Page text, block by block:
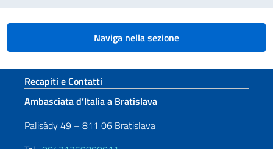
Naviga nella sezione
Sezione footer
Recapiti e Contatti
Ambasciata d’Italia a Bratislava
Palisády 49 – 811 06 Bratislava